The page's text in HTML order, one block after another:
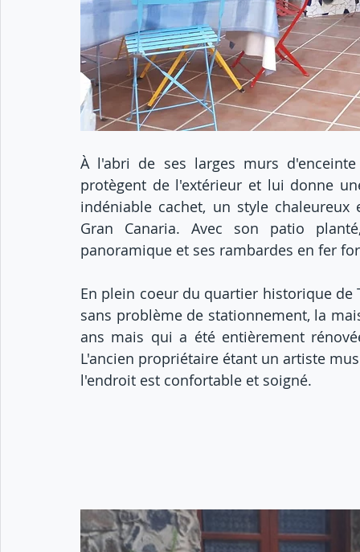
À l'abri de ses larges murs
protègent de l'extérieur et lui donne
indéniable cachet, un style
Gran Canaria. Avec son patio
panoramique et ses rambardes en fer
En plein coeur du quartier historique
sans problème de stationnement, la
ans mais qui a été entièrement
L'ancien propriétaire étant un artiste
l'endroit est confortable et soigné.